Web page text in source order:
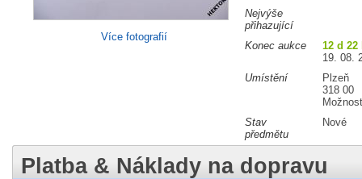
Více fotografií
Nejvýše
přihazující
Konec aukce
12 d 22
19. 08.
Umístění
Plzeň
318 00
Stav
předmětu
Nové
Platba & Náklady na dopravu